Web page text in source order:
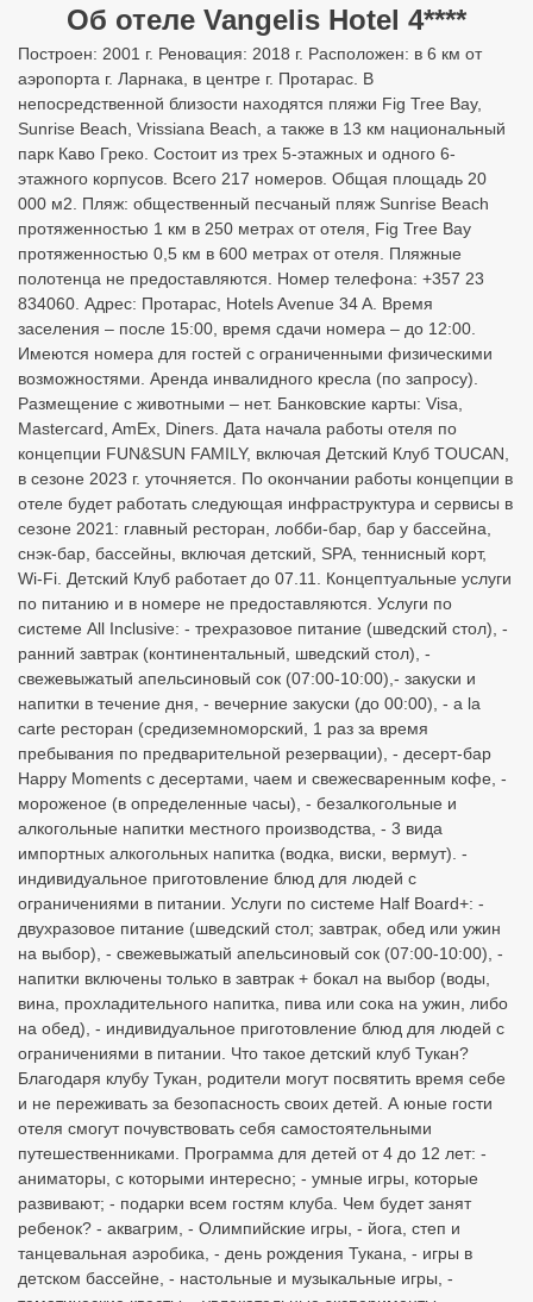
Об отеле Vangelis Hotel 4****
Построен: 2001 г. Реновация: 2018 г. Расположен: в 6 км от
аэропорта г. Ларнака, в центре г. Протарас. В
непосредственной близости находятся пляжи Fig Tree Bay,
Sunrise Beach, Vrissiana Beach, а также в 13 км национальный
парк Каво Греко. Состоит из трех 5-этажных и одного 6-
этажного корпусов. Всего 217 номеров. Общая площадь 20
000 м2. Пляж: общественный песчаный пляж Sunrise Beach
протяженностью 1 км в 250 метрах от отеля, Fig Tree Bay
протяженностью 0,5 км в 600 метрах от отеля. Пляжные
полотенца не предоставляются. Номер телефона: +357 23
834060. Адрес: Протарас, Hotels Avenue 34 A. Время
заселения – после 15:00, время сдачи номера – до 12:00.
Имеются номера для гостей с ограниченными физическими
возможностями. Аренда инвалидного кресла (по запросу). ​
Размещение с животными – нет. Банковские карты: Visa,
Mastercard, AmEx, Diners. Дата начала работы отеля по
концепции FUN&SUN FAMILY, включая Детский Клуб TOUCAN,
в сезоне 2023 г. уточняется. По окончании работы концепции в
отеле будет работать следующая инфраструктура и сервисы в
сезоне 2021: главный ресторан, лобби-бар, бар у бассейна,
снэк-бар, бассейны, включая детский, SPA, теннисный корт,
Wi-Fi. Детский Клуб работает до 07.11. Концептуальные услуги
по питанию и в номере не предоставляются. Услуги по
системе All Inclusive: - трехразовое питание (шведский стол), -
ранний завтрак (континентальный, шведский стол), -
свежевыжатый апельсиновый сок (07:00-10:00), ​- закуски и
напитки в течение дня, - вечерние закуски (до 00:00), - a la
сarte ресторан (средиземноморский, 1 раз за время
пребывания по предварительной резервации), - десерт-бар
Happy Moments c десертами, чаем и свежесваренным кофе, -
мороженое (в определенные часы), - безалкогольные и
алкогольные напитки местного производства, - 3 вида
импортных алкогольных напитка (водка, виски, вермут). -
индивидуальное приготовление блюд для людей с
ограничениями в питании. Услуги по системе Half Board+: -
двухразовое питание (шведский стол; завтрак, обед или ужин
на выбор), - свежевыжатый апельсиновый сок (07:00-10:00), -
напитки включены только в завтрак + бокал на выбор (воды,
вина, прохладительного напитка, пива или сока на ужин, либо
на обед), - индивидуальное приготовление блюд для людей с
ограничениями в питании. Что такое детский клуб Тукан?
Благодаря клубу Тукан, родители могут посвятить время себе
и не переживать за безопасность своих детей. А юные гости
отеля смогут почувствовать себя самостоятельными
путешественниками. Программа для детей от 4 до 12 лет: -
аниматоры, с которыми интересно; - умные игры, которые
развивают; - подарки всем гостям клуба. Чем будет занят
ребенок? - аквагрим, - Олимпийские игры, - йога, степ и
танцевальная аэробика, - день рождения Тукана, - игры в
детском бассейне, - настольные и музыкальные игры, -